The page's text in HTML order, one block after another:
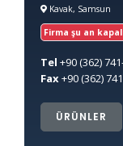
Kavak, Samsun
Firma şu an
Tel +90(362)
Fax+90(362)
ÜRÜNLER